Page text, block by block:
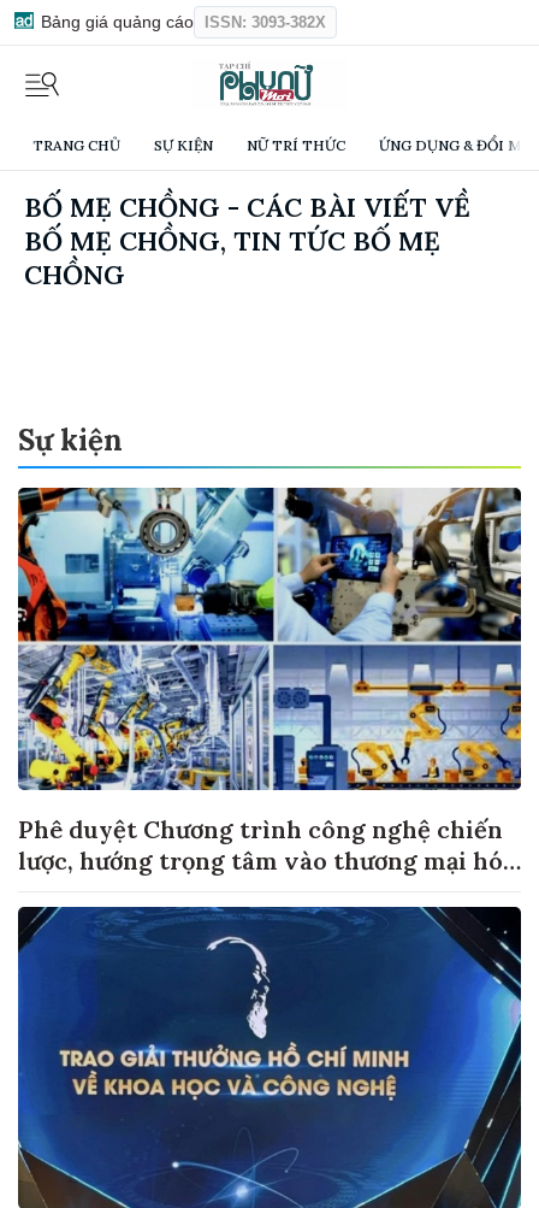
Bảng giá quảng cáo ISSN: 3093-382X
TRANG CHỦ SỰ KIỆN NỮ TRÍ THỨC ỨNG DỤNG & ĐỔI
BỐ MẸ CHỒNG - CÁC BÀI VIẾT VỀ
BỐ MẸ CHỒNG, TIN TỨC BỐ MẸ
CHỒNG
Sự kiện
Phê duyệt Chương trình công nghệ chiến
lược, hướng trọng tâm vào thương mại hóa